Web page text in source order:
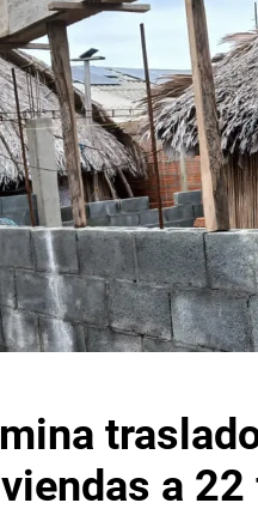
a 22